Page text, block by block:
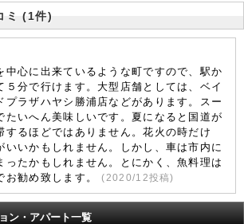
ミ (1件)
中心に出来ているような町ですので、駅か
５分で行けます。大型店舗としては、ベイ
プラザハヤシ勝浦店などがあります。スー
たいへん美味しいです。夏になると国道が
するほどではありません。花火の時だけ
いいかもしれません。しかし、車は市内に
ったかもしれません。とにかく、魚料理は
勧め致します。
(2020/12投稿)
ン・アパート一覧